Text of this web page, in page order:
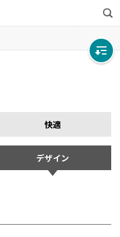
検
索
快適
デザイン